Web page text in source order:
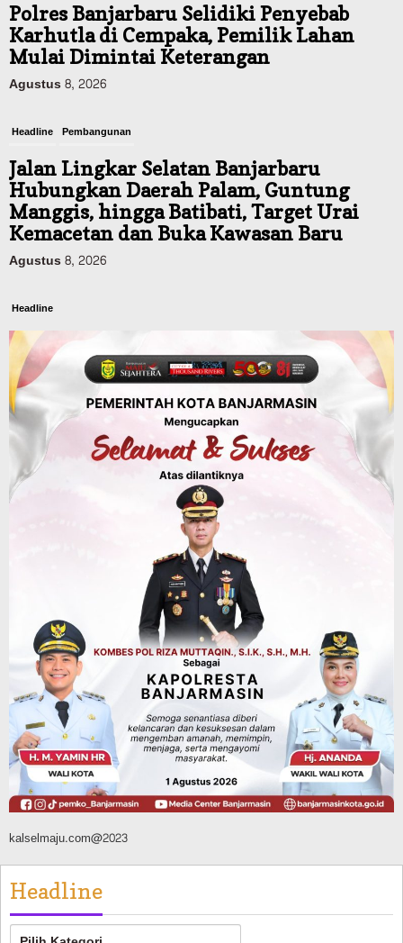
Polres Banjarbaru Selidiki Penyebab
Karhutla di Cempaka, Pemilik Lahan
Mulai Dimintai Keterangan
Agustus 8, 2026
Headline Pembangunan
Jalan Lingkar Selatan Banjarbaru
Hubungkan Daerah Palam, Guntung
Manggis, hingga Batibati, Target Urai
Kemacetan dan Buka Kawasan Baru
Agustus 8, 2026
Headline
Panaskan Kembali Arena Panjat Tebing,
FPTI Banjarmasin Siapkan Sirkuit se-
Kalsel
Agustus 8, 2026
Sosial & Keagamaan
Hari Pramuka ke-65, Kwarcab
Banjarmasin Ziarah ke Makam Pangeran
Antasari dan Gelar Ulang Janji
Advertorial Dinas Kehutanan Kalsel
Api Sempat Berkobar, Karhutla di
Tahura Sultan Adam Berhasil
Dikendalikan
Agustus 8, 2026
kalselmaju.com@2023
Headline
Headline